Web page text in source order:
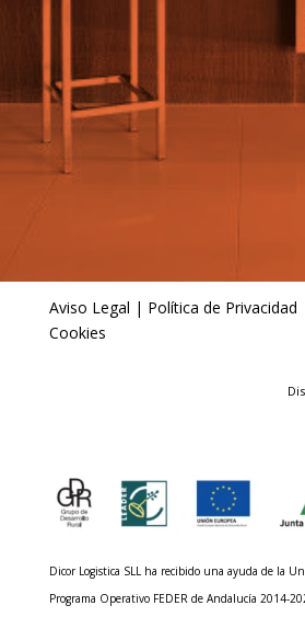
Aviso Legal | Política de Privacidad
Cookies
Dicor Logistica SLL ha recibido una ayuda de la
Programa Operativo FEDER de Andalucía 2014-